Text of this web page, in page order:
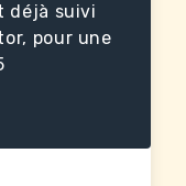
déjà suivi
pour une